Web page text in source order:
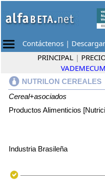
Contáctenos | Descargar
PRINCIPAL |
VADEMECUM
NUTRILON CEREALES
Cereal+asociados
Productos Alimenticios
Industria Brasileña